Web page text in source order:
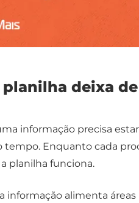
deixa
informação precisa estar
Enquanto cada
planilha funciona.
informação alimenta áreas